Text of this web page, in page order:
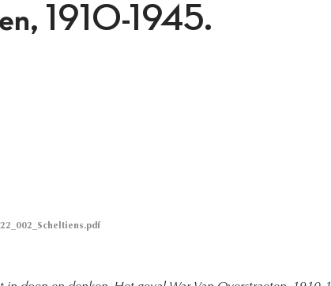
1910-1945.